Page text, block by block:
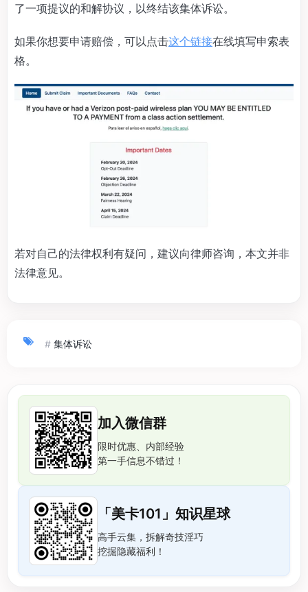
了一项提议的和解协议，以终结该集体诉讼。
如果你想要申请赔偿，可以点击这个链接在线填写申索表
格。
若对自己的法律权利有疑问，建议向律师咨询，本文并非
法律意见。
# 集体诉讼
加入微信群
限时优惠、内部经验
第一手信息不错过！
「美卡101」知识星球
高手云集，拆解奇技淫巧
挖掘隐藏福利！